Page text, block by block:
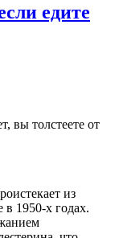
едите
вы толстеете от
из
1950-х годах.